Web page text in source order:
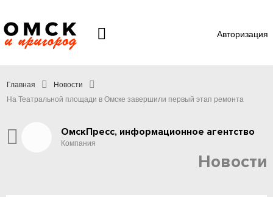
Авторизация
Главная
Новости
На Театральной площади в Омске завершили первый этап ремонта
ОмскПресс, информационное агентство
Компания
Новости